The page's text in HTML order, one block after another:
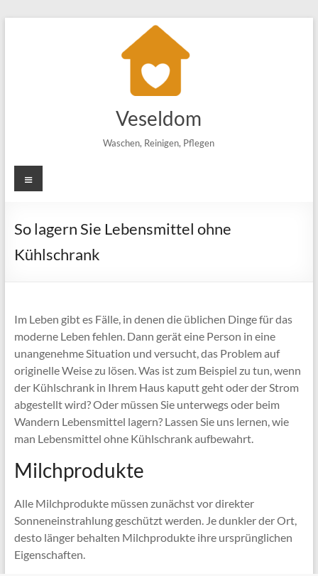
Veseldom
Waschen, Reinigen, Pflegen
Menü
So lagern Sie Lebensmittel ohne
Kühlschrank
Im Leben gibt es Fälle, in denen die üblichen Dinge für das
moderne Leben fehlen. Dann gerät eine Person in eine
unangenehme Situation und versucht, das Problem auf
originelle Weise zu lösen. Was ist zum Beispiel zu tun, wenn
der Kühlschrank in Ihrem Haus kaputt geht oder der Strom
abgestellt wird? Oder müssen Sie unterwegs oder beim
Wandern Lebensmittel lagern? Lassen Sie uns lernen, wie
man Lebensmittel ohne Kühlschrank aufbewahrt.
Milchprodukte
Alle Milchprodukte müssen zunächst vor direkter
Sonneneinstrahlung geschützt werden. Je dunkler der Ort,
desto länger behalten Milchprodukte ihre ursprünglichen
Eigenschaften.